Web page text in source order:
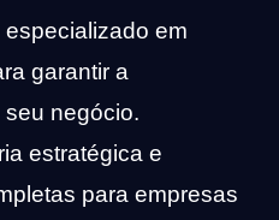
em
garantir a
negócio.
estratégica e
para empresas